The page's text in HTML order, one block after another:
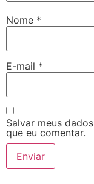
Nome *
E-mail *
Salvar meus
que eu comentar.